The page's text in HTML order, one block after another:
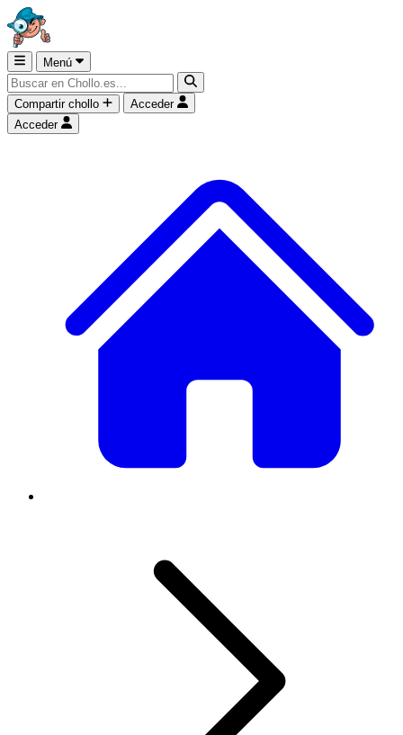
Menú
Compartir chollo
Acceder
Acceder